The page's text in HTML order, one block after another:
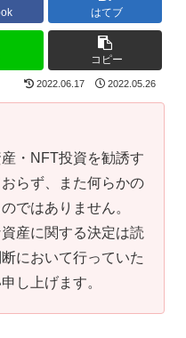
はてブ
コピー
2022.06.17 2022.05.26
・NFT投資を勧誘す
らず、また何らかの
ではありません。
産に関する決定は読
において行っていた
し上げます。